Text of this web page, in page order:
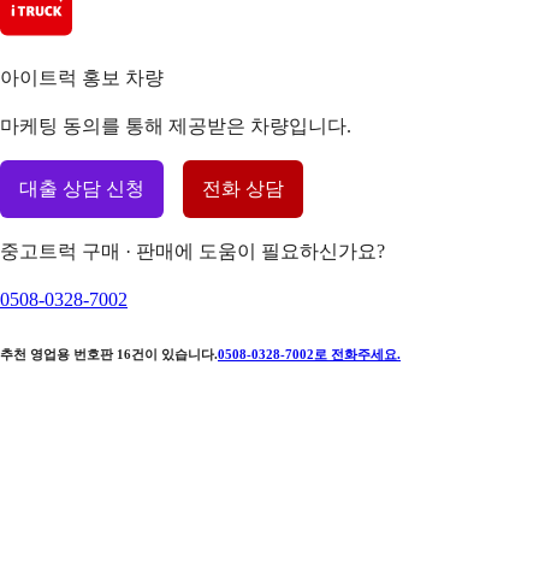
아이트럭 홍보 차량
마케팅 동의를 통해 제공받은 차량입니다.
대출 상담 신청 전화 상담
중고트럭 구매 · 판매에 도움이 필요하신가요?
0508-0328-7002
추천 영업용 번호판 16건이 있습니다.0508-0328-7002 로 전화주세요.